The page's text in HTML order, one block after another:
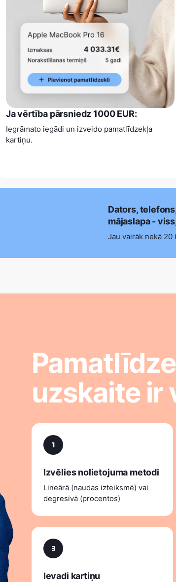
Ja vērtība pārsniedz 1000 EUR:
Iegrāmato iegādi un izveido pamatlīdzekļa
kartiņu.
Dators,
mājaslapa -
Jau vairāk nekā
uzskaite ir
Izvēlies nolietojuma metodi
Lineārā (naudas izteiksmē) vai
degresīvā (procentos)
Ievadi kartiņu